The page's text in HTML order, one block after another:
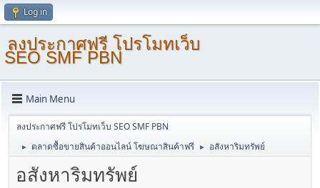
Log in
ลงประกาศฟรี โปรโมทเว็บ
SEO SMF PBN
Main Menu
ลงประกาศฟรี โปรโมทเว็บ SEO SMF PBN
► ตลาดซื้อขายสินค้าออนไลน์ โฆษณาสินค้าฟรี ► อสังหาริมทรัพย์
อสังหาริมทรัพย์